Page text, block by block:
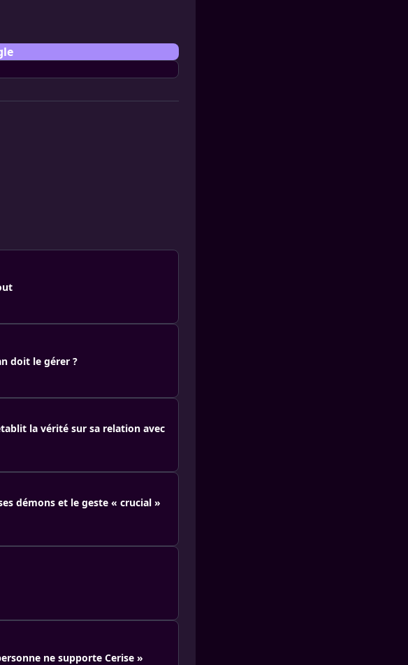
doit le gérer ?
la vérité sur sa relation avec
démons et le geste « crucial »
ne supporte Cerise »